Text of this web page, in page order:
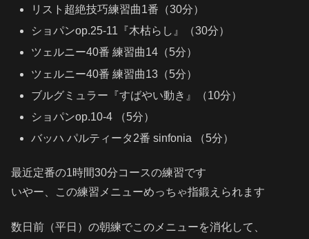
リスト超絶技巧練習曲1番（30分）
ショパンop.25-11『木枯らし』（30分）
ツェルニー40番 練習曲14（5分）
ツェルニー40番 練習曲13（5分）
ブルグミュラー『すばやい動き』（10分）
ショパンop.10-4 （5分）
バッハ パルティータ2番 sinfonia （5分）
最近定番の1時間30分コースの練習です
いやー、この練習メニューめっちゃ指鍛えられます
数日前（平日）の朝練でこのメニューを消化して、